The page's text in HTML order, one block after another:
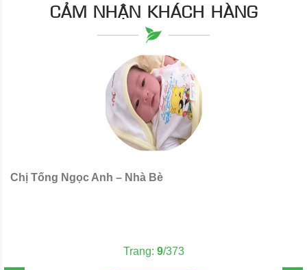
CẢM NHẬN KHÁCH HÀNG
Chị Tống Ngọc Anh – Nhà Bè
Trang: 9/373